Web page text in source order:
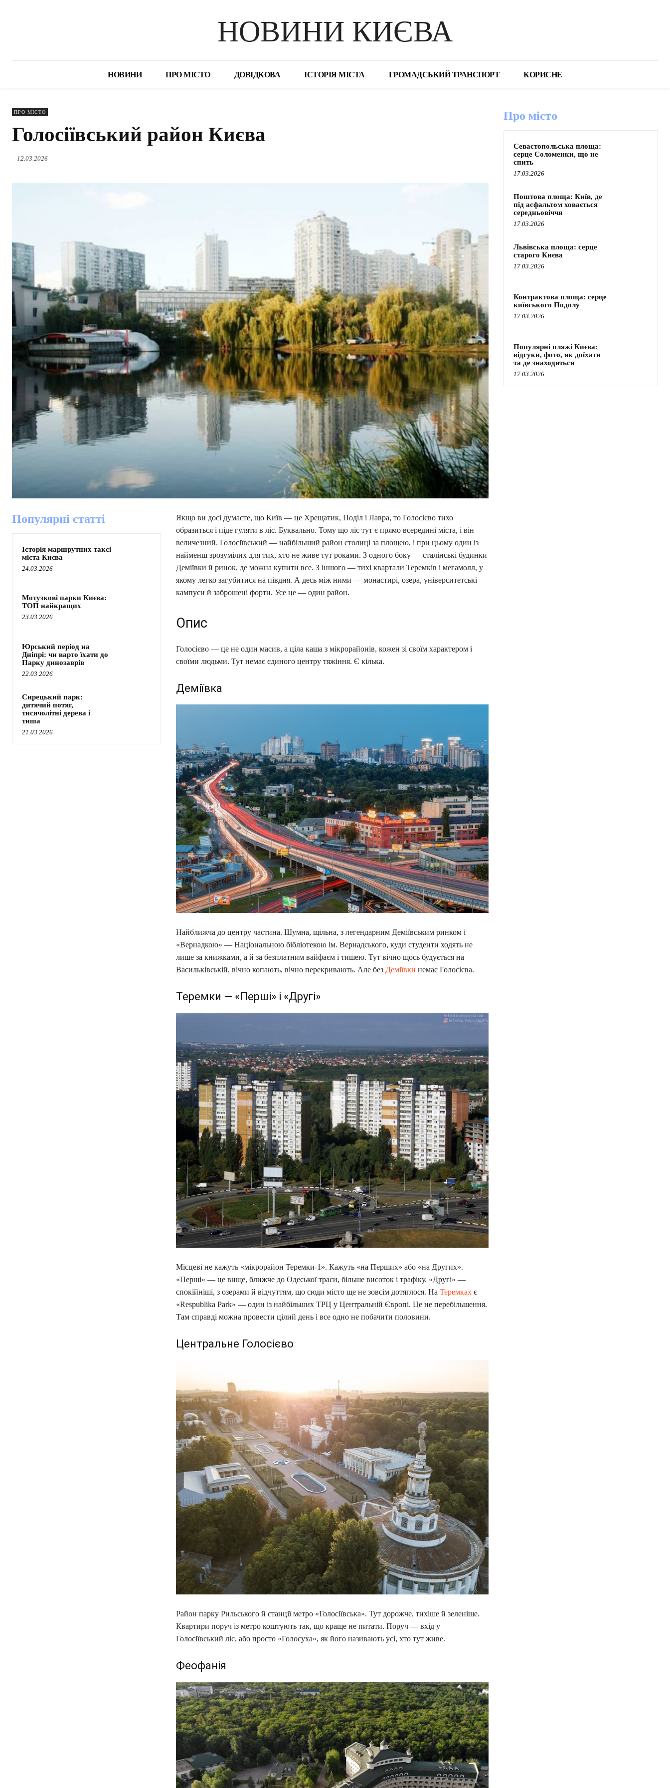
НОВИНИ КИЄВА
НОВИНИ ПРО МІСТО ДОВІДКОВА ІСТОРІЯ МІСТА ГРОМАДСЬКИЙ ТРАНСПОРТ КОРИСНЕ
ПРО МІСТО
Голосіївський район Києва
12.03.2026
Популярні статті
Історія маршрутних таксі
міста Києва
24.03.2026
Мотузкові парки Києва:
ТОП найкращих
23.03.2026
Юрський період на
Дніпрі: чи варто їхати до
Парку динозаврів
22.03.2026
Сирецький парк:
дитячий потяг,
тисячолітні дерева і
тиша
21.03.2026
Якщо ви досі думаєте, що Київ — це Хрещатик, Поділ і Лавра, то Голосієво тихо
образиться і піде гуляти в ліс. Буквально. Тому що ліс тут є прямо всередині міста, і він
величезний. Голосіївський — найбільший район столиці за площею, і при цьому один із
найменш зрозумілих для тих, хто не живе тут роками. З одного боку — сталінські будинки
Деміївки й ринок, де можна купити все. З іншого — тихі квартали Теремків і мегамолл, у
якому легко загубитися на півдня. А десь між ними — монастирі, озера, університетські
кампуси й заброшені форти. Усе це — один район.
Опис
Голосієво — це не один масив, а ціла каша з мікрорайонів, кожен зі своїм характером і
своїми людьми. Тут немає єдиного центру тяжіння. Є кілька.
Деміївка
Найближча до центру частина. Шумна, щільна, з легендарним Деміївським ринком і
«Вернадкою» — Національною бібліотекою ім. Вернадського, куди студенти ходять не
лише за книжками, а й за безплатним вайфаєм і тишею. Тут вічно щось будується на
Васильківській, вічно копають, вічно перекривають. Але без Деміївки немає Голосієва.
Теремки — «Перші» і «Другі»
Місцеві не кажуть «мікрорайон Теремки-1». Кажуть «на Перших» або «на Других».
«Перші» — це вище, ближче до Одеської траси, більше висоток і трафіку. «Другі» —
спокійніші, з озерами й відчуттям, що сюди місто ще не зовсім дотяглося. На Теремкахє
«Respublika Park» — один із найбільших ТРЦ у Центральній Європі. Це не перебільшення.
Там справді можна провести цілий день і все одно не побачити половини.
Центральне Голосієво
Район парку Рильського й станції метро «Голосіївська». Тут дорожче, тихіше й зеленіше.
Квартири поруч із метро коштують так, що краще не питати. Поруч — вхід у
Голосіївський ліс, або просто «Голосуха», як його називають усі, хто тут живе.
Феофанія
Про місто
Севастопольська площа:
серце Соломенки, що не
спить
17.03.2026
Поштова площа: Київ, де
під асфальтом ховається
середньовіччя
17.03.2026
Львівська площа: серце
старого Києва
17.03.2026
Контрактова площа: серце
київського Подолу
17.03.2026
Популярні пляжі Києва:
відгуки, фото, як доїхати
та де знаходяться
17.03.2026